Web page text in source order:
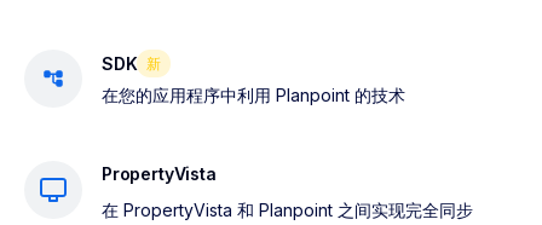
SDK 新
在您的应用程序中利用 Planpoint 的技术
PropertyVista
在 PropertyVista 和 Planpoint 之间实现完全同步